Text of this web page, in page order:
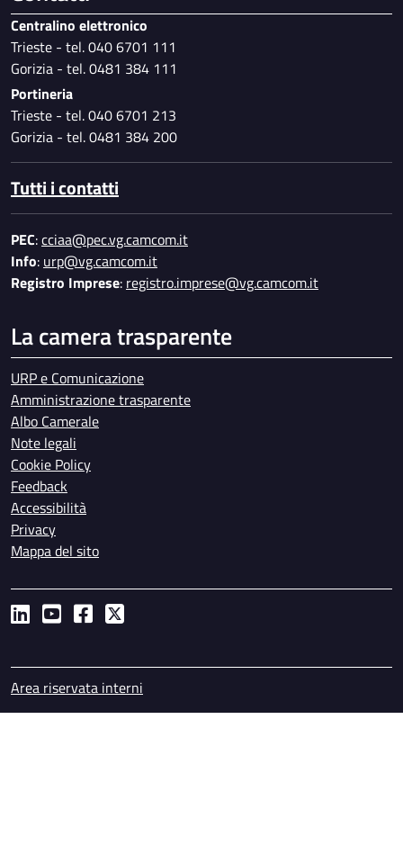
Centralino elettronico
Trieste - tel. 040 6701 111
Gorizia - tel. 0481 384 111
Portineria
Trieste - tel. 040 6701 213
Gorizia - tel. 0481 384 200
Tutti i contatti
PEC:cciaa@pec.vg.camcom.it
Info: urp@vg.camcom.it
Registro Imprese: registro.imprese@vg.camcom.it
La camera trasparente
URP e Comunicazione
Amministrazione trasparente
Albo Camerale
Note legali
Cookie Policy
Feedback
Accessibilità
Privacy
Mappa del sito
Piè di pagina
Area riservata interni